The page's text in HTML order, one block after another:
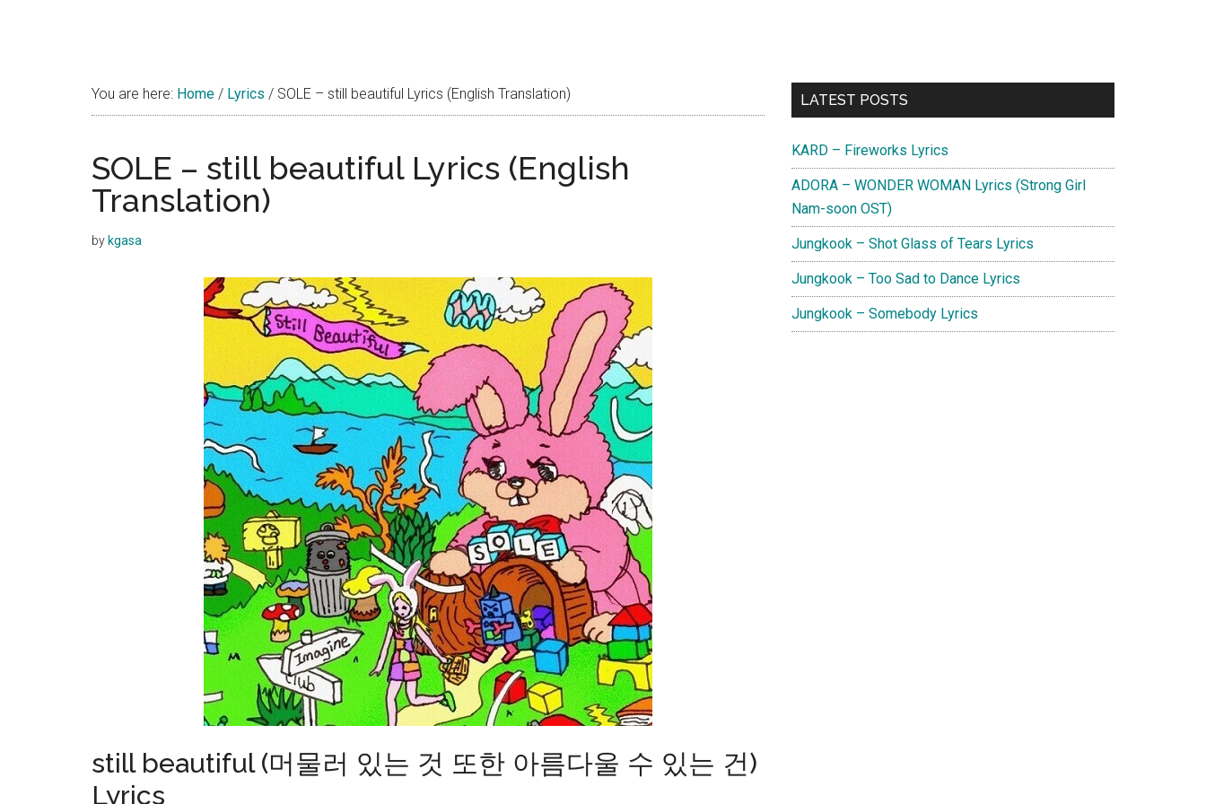
You are here: Home / Lyrics / SOLE – still beautiful Lyrics (English Translation)
SOLE – still beautiful Lyrics (English
Translation)
by kgasa
still beautiful (머물러 있는 것 또한 아름다울 수 있는 건)
Lyrics
Primary
LATEST POSTS
KARD – Fireworks Lyrics
ADORA – WONDER WOMAN Lyrics (Strong Girl
Nam-soon OST)
Jungkook – Shot Glass of Tears Lyrics
Jungkook – Too Sad to Dance Lyrics
Jungkook – Somebody Lyrics